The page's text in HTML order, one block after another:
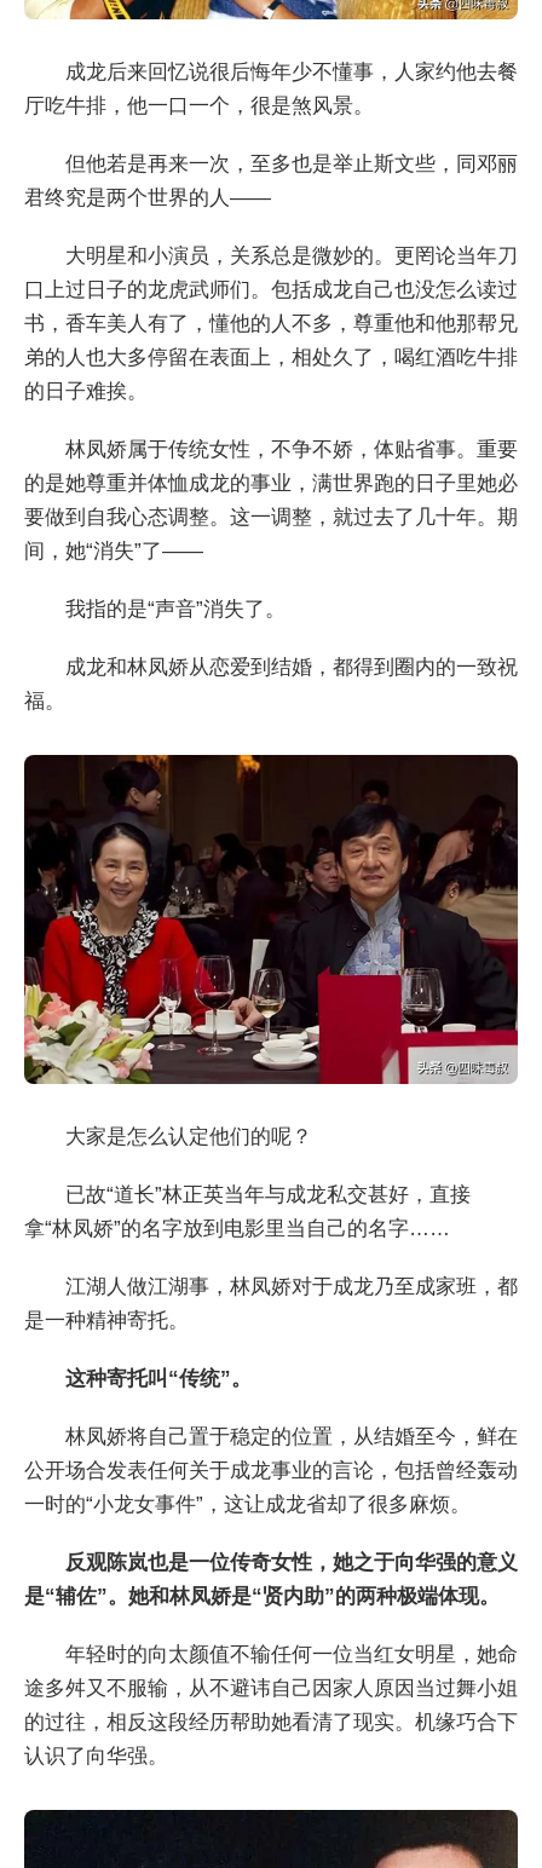
成龙后来回忆说很后悔年少不懂事，人家约他去餐
厅吃牛排，他一口一个，很是煞风景。
但他若是再来一次，至多也是举止斯文些，同邓丽
君终究是两个世界的人——
大明星和小演员，关系总是微妙的。更罔论当年刀
口上过日子的龙虎武师们。包括成龙自己也没怎么读过
书，香车美人有了，懂他的人不多，尊重他和他那帮兄
弟的人也大多停留在表面上，相处久了，喝红酒吃牛排
的日子难挨。
林凤娇属于传统女性，不争不娇，体贴省事。重要
的是她尊重并体恤成龙的事业，满世界跑的日子里她必
要做到自我心态调整。这一调整，就过去了几十年。期
间，她“消失”了——
我指的是“声音”消失了。
成龙和林凤娇从恋爱到结婚，都得到圈内的一致祝
福。
大家是怎么认定他们的呢？
已故“道长”林正英当年与成龙私交甚好，直接
拿“林凤娇”的名字放到电影里当自己的名字……
江湖人做江湖事，林凤娇对于成龙乃至成家班，都
是一种精神寄托。
这种寄托叫“传统”。
林凤娇将自己置于稳定的位置，从结婚至今，鲜在
公开场合发表任何关于成龙事业的言论，包括曾经轰动
一时的“小龙女事件”，这让成龙省却了很多麻烦。
反观陈岚也是一位传奇女性，她之于向华强的意义
是“辅佐”。她和林凤娇是“贤内助”的两种极端体现。
年轻时的向太颜值不输任何一位当红女明星，她命
途多舛又不服输，从不避讳自己因家人原因当过舞小姐
的过往，相反这段经历帮助她看清了现实。机缘巧合下
认识了向华强。